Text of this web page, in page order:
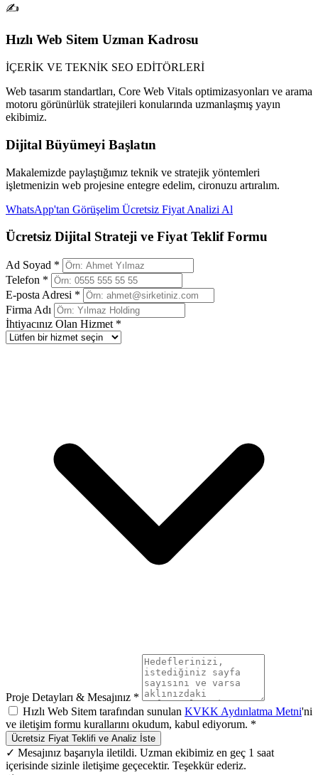
✍️
Hızlı Web Sitem Uzman Kadrosu
İÇERİK VE TEKNİK SEO EDİTÖRLERİ
Web tasarım standartları, Core Web Vitals optimizasyonları ve arama
motoru görünürlük stratejileri konularında uzmanlaşmış yayın
ekibimiz.
Dijital Büyümeyi Başlatın
Makalemizde paylaştığımız teknik ve stratejik yöntemleri
işletmenizin web projesine entegre edelim, cironuzu artıralım.
WhatsApp'tan Görüşelim Ücretsiz Fiyat Analizi Al
Ücretsiz Dijital Strateji ve Fiyat Teklif Formu
Ad Soyad *
Telefon *
E-posta Adresi *
Firma Adı
İhtiyacınız Olan Hizmet *
Proje Detayları & Mesajınız *
Hızlı Web Sitem tarafından sunulan KVKK Aydınlatma Metni'ni
ve iletişim formu kurallarını okudum, kabul ediyorum. *
Ücretsiz Fiyat Teklifi ve Analiz İste
✓ Mesajınız başarıyla iletildi. Uzman ekibimiz en geç 1 saat
içerisinde sizinle iletişime geçecektir. Teşekkür ederiz.